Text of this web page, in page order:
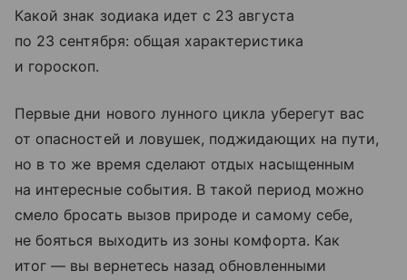
Какой знак зодиака идет с 23 августа
по 23 сентября: общая характеристика
и гороскоп.
Первые дни нового лунного цикла уберегут вас
от опасностей и ловушек, поджидающих на пути,
но в то же время сделают отдых насыщенным
на интересные события. В такой период можно
смело бросать вызов природе и самому себе,
не бояться выходить из зоны комфорта. Как
итог — вы вернетесь назад обновленными